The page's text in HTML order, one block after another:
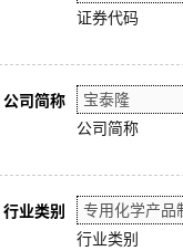
证券代码
公司简称
公司简称
行业类别
行业类别